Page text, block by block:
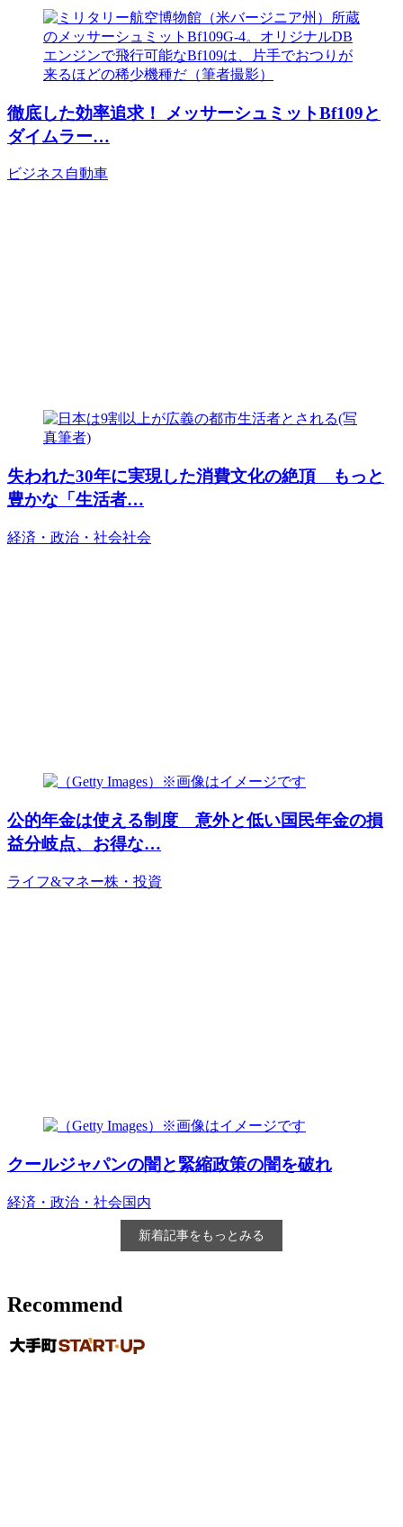
徹底した効率追求！ メッサーシュミットBf109と
ダイムラー…
ビジネス 自動車
失われた30年に実現した消費文化の絶頂 もっと
豊かな「生活者…
経済・政治・社会社会
公的年金は使える制度 意外と低い国民年金の損
益分岐点、お得な…
ライフ&マネー株・投資
クールジャパンの闇と緊縮政策の闇を破れ
経済・政治・社会国内
新着記事をもっとみる
Recommend